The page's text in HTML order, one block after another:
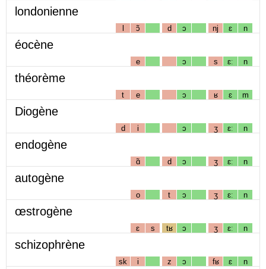
londonienne
l ɔ̃ d ɔ nj ɛ n
éocène
e ɔ s ɛː n
théorème
t e ɔ ʁ ɛ m
Diogène
d i ɔ ʒ ɛː n
endogène
ɑ̃ d ɔ ʒ ɛː n
autogène
o t ɔ ʒ ɛː n
œstrogène
ɛ s tʁ ɔ ʒ ɛː n
schizophrène
sk i z ɔ fʁ ɛ n